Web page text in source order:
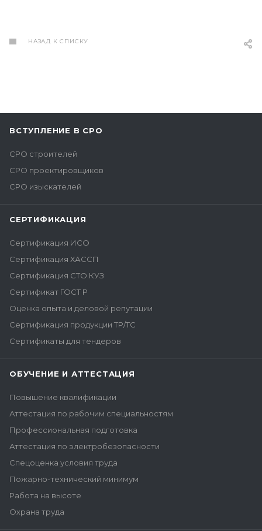
НАЗАД К СПИСКУ
ВСТУПЛЕНИЕ В СРО
СРО строителей
СРО проектировщиков
СРО изыскателей
СЕРТИФИКАЦИЯ
Сертификация ИСО
Сертификация ХАССП
Сертификация СТО КУЗ
Сертификат ГОСТ Р
Оценка опыта и деловой репутации
Сертификация продукции ТР/ТС
Сертификаты для тендеров
ОБУЧЕНИЕ И АТТЕСТАЦИЯ
Повышение квалификации
Аттестация по рабочим специальностям
Профессиональная подготовка
Аттестация по электробезопасности
Спецоценка условия труда
Пожарно-технический минимум
Работа на высоте
Охрана труда